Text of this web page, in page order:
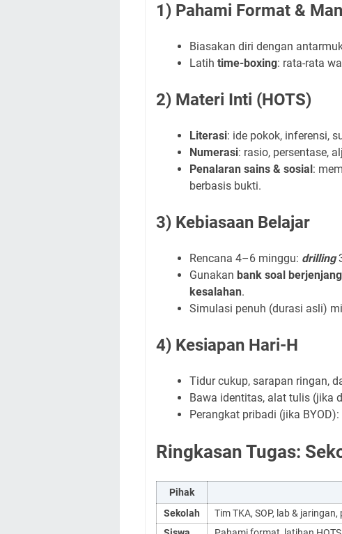
1) Pahami Format &
Biasakan diri dengan
Latih time-boxing: rata-rata
2) Materi Inti (HOTS)
Literasi: ide pokok, inferensi,
Numerasi: rasio, persentase,
Penalaran sains & sosial:
berbasis bukti.
3) Kebiasaan Belajar
Rencana 4–6 minggu: drilling
Gunakan bank soal berjenjang
kesalahan.
Simulasi penuh (durasi asli)
4) Kesiapan Hari-H
Tidur cukup, sarapan ringan,
Bawa identitas, alat tulis (jika
Perangkat pribadi (jika
Ringkasan Tugas:
Pihak
Sekolah
Tim TKA, SOP, lab &